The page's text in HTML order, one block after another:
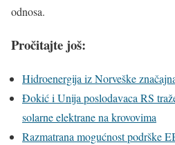
odnosa.
Pročitajte još:
Hidroenergija iz Norveške
Đokić i Unija poslodavaca RS
solarne elektrane na krovovima
Razmatrana mogućnost podrške